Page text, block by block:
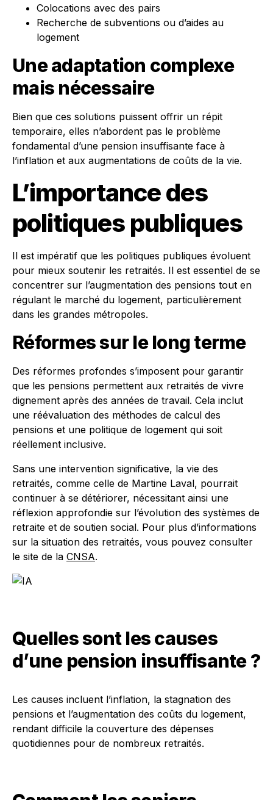
Colocations avec des pairs
Recherche de subventions ou d’aides au
logement
Une adaptation complexe
mais nécessaire
Bien que ces solutions puissent offrir un répit
temporaire, elles n’abordent pas le problème
fondamental d’une pension insuffisante face à
l’inflation et aux augmentations de coûts de la vie.
L’importance des
politiques publiques
Il est impératif que les politiques publiques évoluent
pour mieux soutenir les retraités. Il est essentiel de se
concentrer sur l’augmentation des pensions tout en
régulant le marché du logement, particulièrement
dans les grandes métropoles.
Réformes sur le long terme
Des réformes profondes s’imposent pour garantir
que les pensions permettent aux retraités de vivre
dignement après des années de travail. Cela inclut
une réévaluation des méthodes de calcul des
pensions et une politique de logement qui soit
réellement inclusive.
Sans une intervention significative, la vie des
retraités, comme celle de Martine Laval, pourrait
continuer à se détériorer, nécessitant ainsi une
réflexion approfondie sur l’évolution des systèmes de
retraite et de soutien social. Pour plus d’informations
sur la situation des retraités, vous pouvez consulter
le site de la CNSA.
Quelles sont les causes
d’une pension insuffisante ?
Les causes incluent l’inflation, la stagnation des
pensions et l’augmentation des coûts du logement,
rendant difficile la couverture des dépenses
quotidiennes pour de nombreux retraités.